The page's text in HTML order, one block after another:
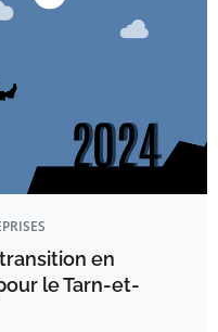
en
le Tarn-et-